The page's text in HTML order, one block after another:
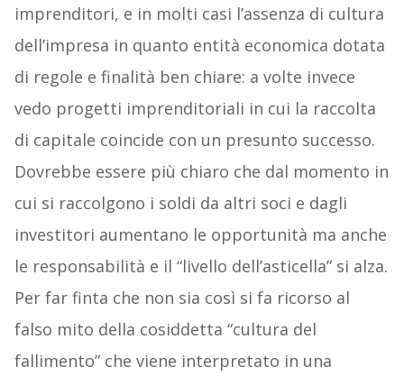
imprenditori, e in molti casi l’assenza di cultura
dell’impresa in quanto entità economica dotata
di regole e finalità ben chiare: a volte invece
vedo progetti imprenditoriali in cui la raccolta
di capitale coincide con un presunto successo.
Dovrebbe essere più chiaro che dal momento in
cui si raccolgono i soldi da altri soci e dagli
investitori aumentano le opportunità ma anche
le responsabilità e il “livello dell’asticella” si alza.
Per far finta che non sia così si fa ricorso al
falso mito della cosiddetta “cultura del
fallimento” che viene interpretato in una